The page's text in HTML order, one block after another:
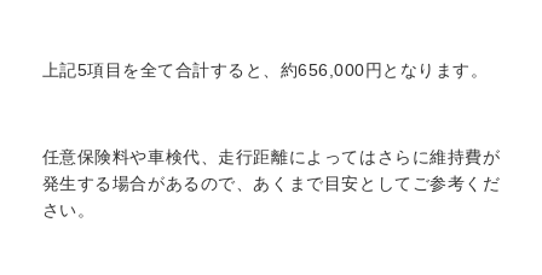
上記5項目を全て合計すると、約656,000円となります。
任意保険料や車検代、走行距離によってはさらに維持費が
発生する場合があるので、あくまで目安としてご参考くだ
さい。